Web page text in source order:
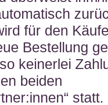
für den
Bestellung
keinerlei
beiden